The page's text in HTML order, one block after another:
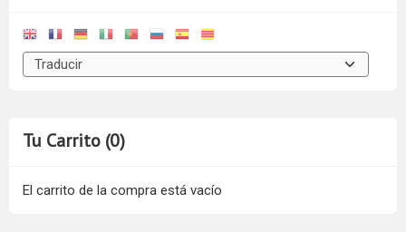
Tu Carrito (0)
El carrito de la compra está vacío